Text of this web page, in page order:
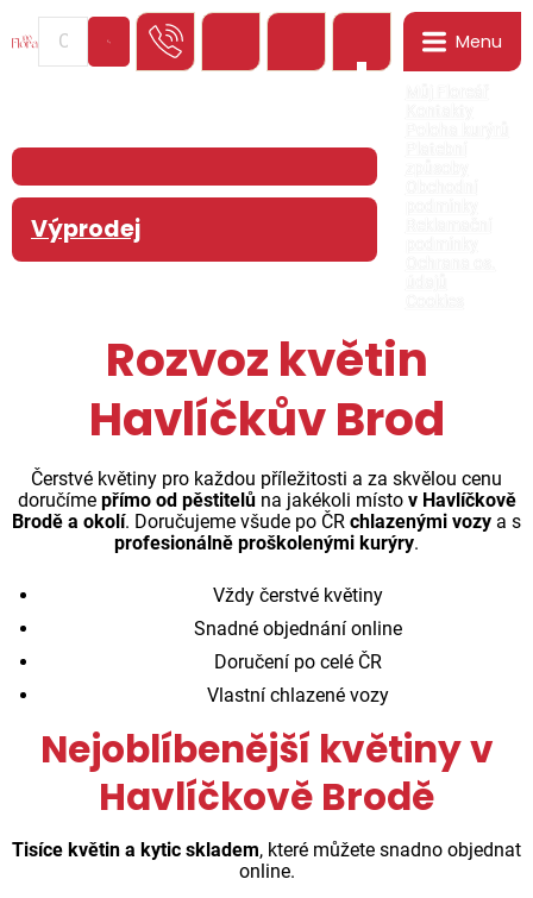
Menu
Výprodej
Rozvoz květin
Havlíčkův Brod
Čerstvé květiny pro každou příležitosti a za skvělou cenu
doručíme přímo od pěstitelůna jakékoli místo v Havlíčkově
Brodě a okolí. Doručujeme všude po ČR chlazenými vozy a s
profesionálně proškolenými kurýry.
Vždy čerstvé květiny
Snadné objednání online
Doručení po celé ČR
Vlastní chlazené vozy
Nejoblíbenější květiny v
Havlíčkově Brodě
Tisíce květin a kytic skladem, které můžete snadno objednat
online.